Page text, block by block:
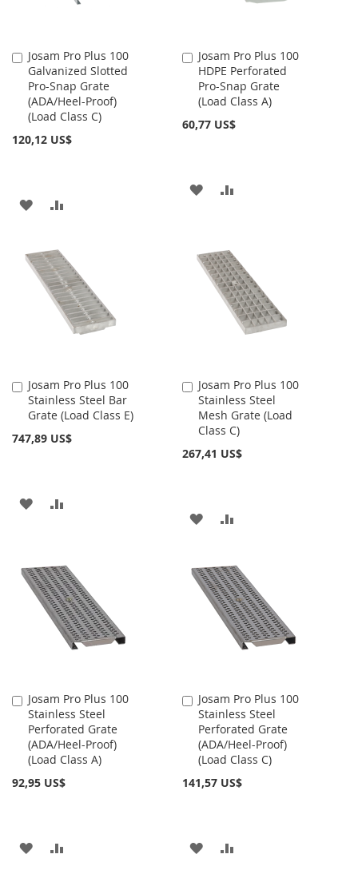
Josam Pro Plus 100
Galvanized Slotted
Pro-Snap Grate
(ADA/Heel-Proof)
(Load Class C)
120,12 US$
Añadir
al
carrito
AÑADIR
LA
LISTA
COMPARAR
Josam Pro Plus 100
HDPE Perforated
Pro-Snap Grate
(Load Class A)
60,77 US$
Añadir
al
carrito
AÑADIR
LISTA
DESEOS
Josam Pro Plus 100
Stainless Steel Bar
Grate (Load Class E)
747,89 US$
Añadir
al
carrito
AÑADIR
LISTA
DE
DESEOS
Josam Pro Plus 100
Stainless Steel
Mesh Grate (Load
Class C)
267,41 US$
Añadir
al
carrito
AÑADIR
LA
LISTA
COMPARAR
Josam Pro Plus 100
Stainless Steel
Perforated Grate
(ADA/Heel-Proof)
(Load Class A)
92,95 US$
Añadir
al
carrito
AÑADIR
Josam Pro Plus 100
Stainless Steel
Perforated Grate
(ADA/Heel-Proof)
(Load Class C)
141,57 US$
Añadir
al
carrito
AÑADIR